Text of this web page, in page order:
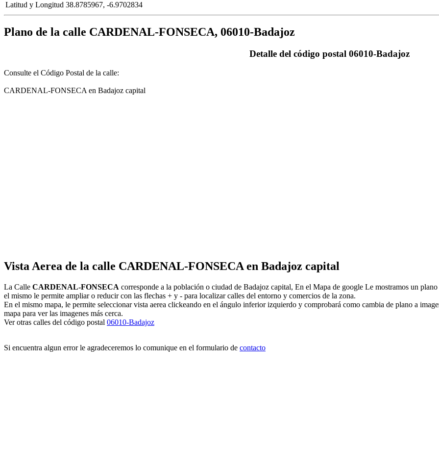
Latitud y Longitud 38.8785967, -6.9702834
Plano de la calle CARDENAL-FONSECA, 06010-Badajoz
Detalle del código postal 06010-Badajoz
Consulte el Código Postal de la calle:
CARDENAL-FONSECA en Badajoz capital
Vista Aerea de la calle CARDENAL-FONSECA en Badajoz capital
La Calle CARDENAL-FONSECA corresponde a la población o ciudad de Badajoz capital, En el Mapa de google Le mostramos un
el mismo le permite ampliar o reducir con las flechas + y - para localizar calles del entorno y comercios de la zona.
En el mismo mapa, le permite seleccionar vista aerea clickeando en el ángulo inferior izquierdo y comprobará como cambia de plano a
mapa para ver las imagenes más cerca.
Ver otras calles del código postal 06010-Badajoz
Si encuentra algun error le agradeceremos lo comunique en el formulario de contacto